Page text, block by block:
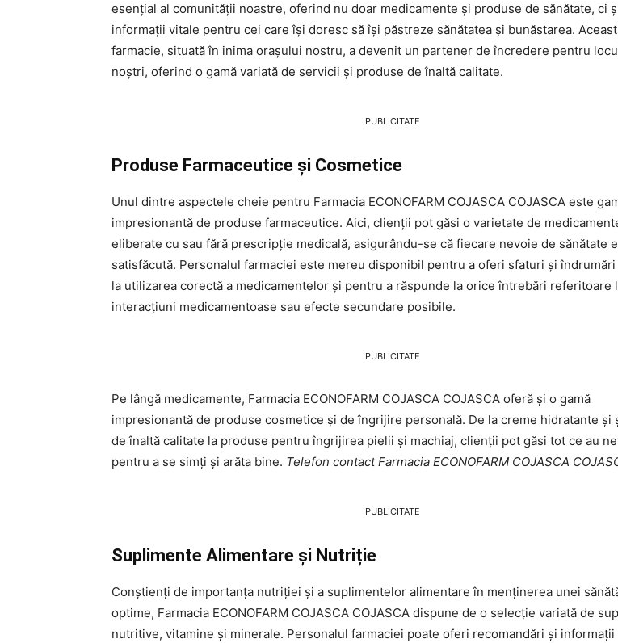
esențial al comunității noastre, oferind nu doar medicamente și produse de sănătate, ci
informații vitale pentru cei care își doresc să își păstreze sănătatea și bunăstarea.
farmacie, situată în inima orașului nostru, a devenit un partener de încredere pentru
noștri, oferind o gamă variată de servicii și produse de înaltă calitate.
PUBLICITATE
Produse Farmaceutice și Cosmetice
Unul dintre aspectele cheie pentru Farmacia ECONOFARM COJASCA COJASCA este
impresionantă de produse farmaceutice. Aici, clienții pot găsi o varietate de
eliberate cu sau fără prescripție medicală, asigurându-se că fiecare nevoie de sănătate
satisfăcută. Personalul farmaciei este mereu disponibil pentru a oferi sfaturi și
la utilizarea corectă a medicamentelor și pentru a răspunde la orice întrebări referitoare
interacțiuni medicamentoase sau efecte secundare posibile.
PUBLICITATE
Pe lângă medicamente, Farmacia ECONOFARM COJASCA COJASCA oferă și o gamă
impresionantă de produse cosmetice și de îngrijire personală. De la creme hidratante și
de înaltă calitate la produse pentru îngrijirea pielii și machiaj, clienții pot găsi tot ce au
pentru a se simți și arăta bine. Telefon contact Farmacia ECONOFARM COJASCA
PUBLICITATE
Suplimente Alimentare și Nutriție
Conștienți de importanța nutriției și a suplimentelor alimentare în menținerea unei
optime, Farmacia ECONOFARM COJASCA COJASCA dispune de o selecție variată de
nutritive, vitamine și minerale. Personalul farmaciei poate oferi recomandări și informații